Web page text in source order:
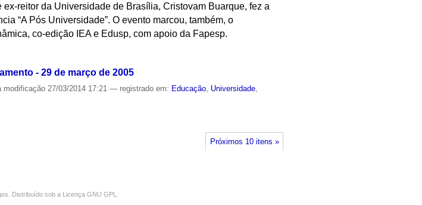
reitor da Universidade de Brasília, Cristovam Buarque, fez a
“A Pós Universidade”. O evento marcou, também, o
co-edição IEA e Edusp, com apoio da Fapesp.
- 29 de março de 2005
modificação 27/03/2014 17:21— registrado em: Educação, Universidade,
Próximos 10 itens »
Distribuído sob a Licença GNU GPL